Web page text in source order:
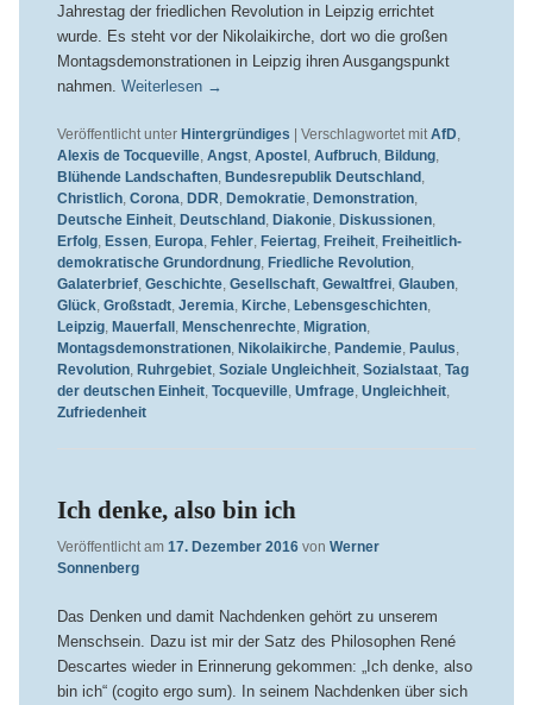
Jahrestag der friedlichen Revolution in Leipzig errichtet
wurde. Es steht vor der Nikolaikirche, dort wo die großen
Montagsdemonstrationen in Leipzig ihren Ausgangspunkt
nahmen. Weiterlesen →
Veröffentlicht unter Hintergründiges | Verschlagwortet mit AfD
Alexis de Tocqueville, Angst, Apostel, Aufbruch, Bildung,
Blühende Landschaften, Bundesrepublik Deutschland,
Christlich, Corona DDR Demokratie, Demonstration,
Deutsche Einheit, Deutschland, Diakonie, Diskussionen,
Erfolg, Essen, Europa Fehler, Feiertag, Freiheit, Freiheitlich-
demokratische Grundordnung, Friedliche Revolution,
Galaterbrief, Geschichte, Gesellschaft, Gewaltfrei, Glauben,
Glück, Großstadt, Jeremia Kirche, Lebensgeschichten,
Leipzig, Mauerfall, Menschenrechte, Migration,
Montagsdemonstrationen, Nikolaikirche, Pandemie, Paulus
Revolution, Ruhrgebiet, Soziale Ungleichheit, Sozialstaat, Tag
der deutschen Einheit, Tocqueville, Umfrage, Ungleichheit,
Zufriedenheit
Ich denke, also bin ich
Veröffentlicht am 17. Dezember 2016 von Werner
Sonnenberg
Das Denken und damit Nachdenken gehört zu unserem
Menschsein. Dazu ist mir der Satz des Philosophen René
Descartes wieder in Erinnerung gekommen: „Ich denke, also
bin ich“ (cogito ergo sum). In seinem Nachdenken über sich